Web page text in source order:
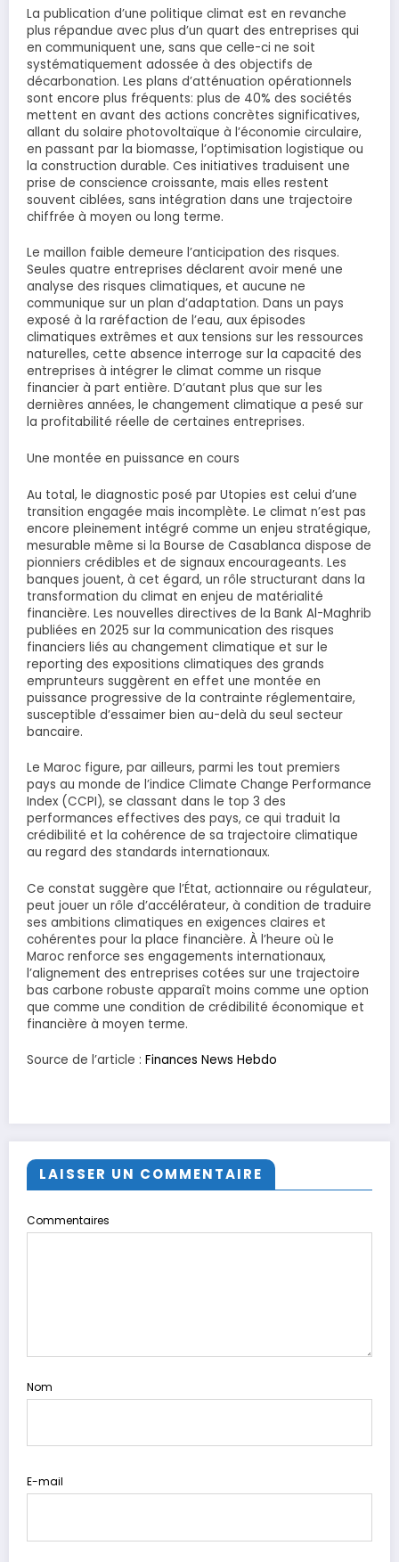
La publication d’une politique climat est en revanche
plus répandue avec plus d’un quart des entreprises qui
en communiquent une, sans que celle-ci ne soit
systématiquement adossée à des objectifs de
décarbonation. Les plans d’atténuation opérationnels
sont encore plus fréquents: plus de 40% des sociétés
mettent en avant des actions concrètes significatives,
allant du solaire photovoltaïque à l’économie circulaire,
en passant par la biomasse, l’optimisation logistique ou
la construction durable. Ces initiatives traduisent une
prise de conscience croissante, mais elles restent
souvent ciblées, sans intégration dans une trajectoire
chiffrée à moyen ou long terme.
Le maillon faible demeure l’anticipation des risques.
Seules quatre entreprises déclarent avoir mené une
analyse des risques climatiques, et aucune ne
communique sur un plan d’adaptation. Dans un pays
exposé à la raréfaction de l’eau, aux épisodes
climatiques extrêmes et aux tensions sur les ressources
naturelles, cette absence interroge sur la capacité des
entreprises à intégrer le climat comme un risque
financier à part entière. D’autant plus que sur les
dernières années, le changement climatique a pesé sur
la profitabilité réelle de certaines entreprises.
Une montée en puissance en cours
Au total, le diagnostic posé par Utopies est celui d’une
transition engagée mais incomplète. Le climat n’est pas
encore pleinement intégré comme un enjeu stratégique,
mesurable même si la Bourse de Casablanca dispose de
pionniers crédibles et de signaux encourageants. Les
banques jouent, à cet égard, un rôle structurant dans la
transformation du climat en enjeu de matérialité
financière. Les nouvelles directives de la Bank Al-Maghrib
publiées en 2025 sur la communication des risques
financiers liés au changement climatique et sur le
reporting des expositions climatiques des grands
emprunteurs suggèrent en effet une montée en
puissance progressive de la contrainte réglementaire,
susceptible d’essaimer bien au-delà du seul secteur
bancaire.
Le Maroc figure, par ailleurs, parmi les tout premiers
pays au monde de l’indice Climate Change Performance
Index (CCPI), se classant dans le top 3 des
performances effectives des pays, ce qui traduit la
crédibilité et la cohérence de sa trajectoire climatique
au regard des standards internationaux.
Ce constat suggère que l’État, actionnaire ou régulateur,
peut jouer un rôle d’accélérateur, à condition de traduire
ses ambitions climatiques en exigences claires et
cohérentes pour la place financière. À l’heure où le
Maroc renforce ses engagements internationaux,
l’alignement des entreprises cotées sur une trajectoire
bas carbone robuste apparaît moins comme une option
que comme une condition de crédibilité économique et
financière à moyen terme.
Source de l’article : Finances News Hebdo
LAISSER UN COMMENTAIRE
Commentaires
Nom
E-mail